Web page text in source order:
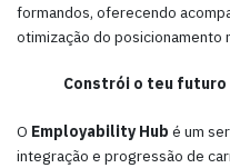
formandos, oferecendo
otimização do posicionamento
Constrói o teu
O Employability Hub é um
integração e progressão de